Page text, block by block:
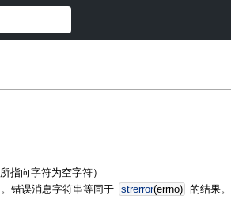
所指向字符为空字符）
。错误消息字符串等同于 strerror(errno) 的结果。